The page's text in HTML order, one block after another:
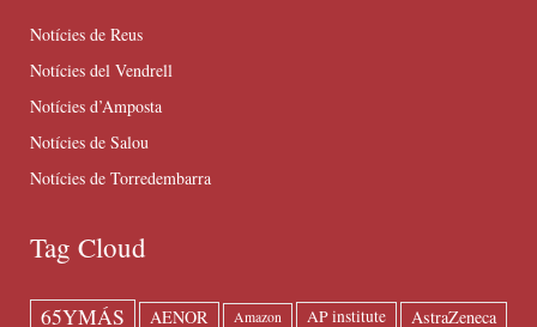
Notícies de Reus
Notícies del Vendrell
Notícies d’Amposta
Notícies de Salou
Notícies de Torredembarra
Tag Cloud
65YMÁS AENOR Amazon AP institute AstraZeneca